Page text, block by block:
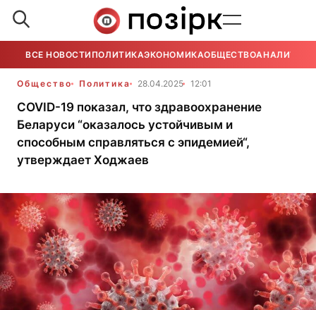
ВСЕ НОВОСТИ ПОЛИТИКАЭКОНОМИКАОБЩЕСТВОАНАЛИТИКА
Общество Политика 28.04.2025 12:01
COVID-19 показал, что здравоохранение
Беларуси “оказалось устойчивым и
способным справляться с эпидемией“,
утверждает Ходжаев